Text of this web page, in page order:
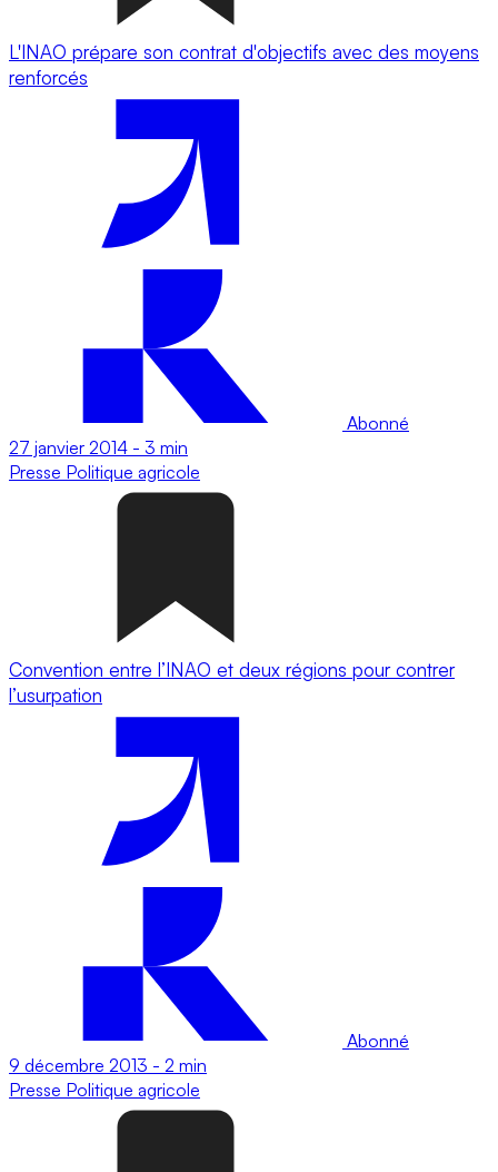
L'INAO prépare son contrat d'objectifs avec des moyens
renforcés
Abonné
27 janvier 2014 - 3 min
Presse Politique agricole
Convention entre l’INAO et deux régions pour contrer
l’usurpation
Abonné
9 décembre 2013 - 2 min
Presse Politique agricole